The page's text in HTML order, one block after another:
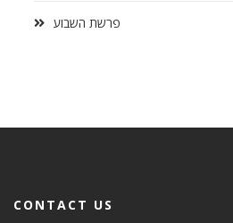
פרשת השבוע
CONTACT US